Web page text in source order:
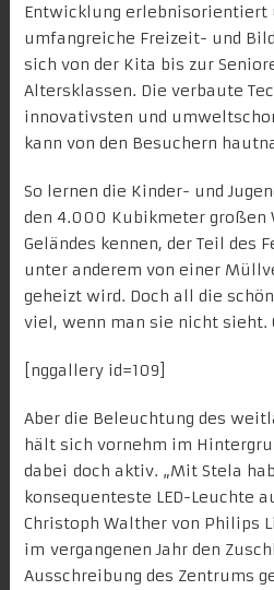
Entwicklung erlebnisorientiert
umfangreiche Freizeit- und
sich von der Kita bis zur
Altersklassen. Die verbaute
innovativsten und
kann von den Besuchern
So lernen die Kinder- und
den 4.000 Kubikmeter großen
Geländes kennen, der Teil des
unter anderem von einer
geheizt wird. Doch all die
viel, wenn man sie nicht sieht.
[nggallery id=109]
Aber die Beleuchtung des
hält sich vornehm im
dabei doch aktiv. „Mit Stela
konsequenteste LED-Leuchte
Christoph Walther von Philips
im vergangenen Jahr den
Ausschreibung des Zentrums